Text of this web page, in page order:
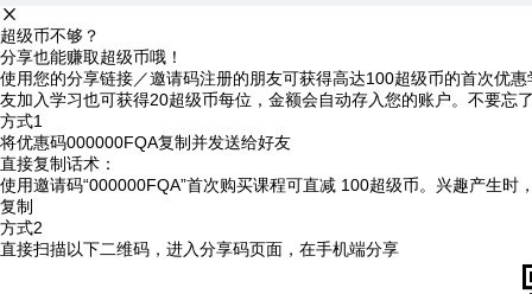
超级币不够？
分享也能赚取超级币哦！
使用您的分享链接／邀请码注册的朋友可获得高达100超级币的首次优
友加入学习也可获得20超级币每位，金额会自动存入您的账户。不要忘
方式1
将优惠码000000FQA复制并发送给好友
直接复制话术：
使用邀请码“000000FQA”首次购买课程可直减 100超级币。兴趣产生时
复制
方式2
直接扫描以下二维码，进入分享码页面，在手机端分享